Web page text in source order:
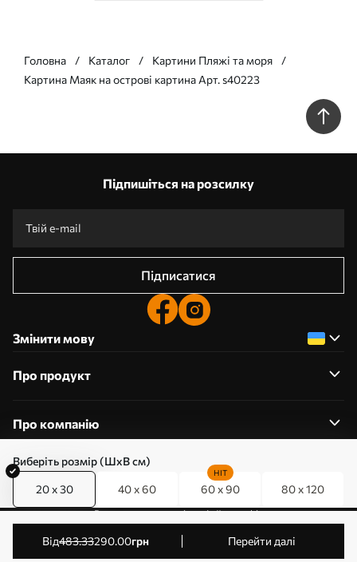
Виберіть розмір (ШхВ см)
20 x 30 40 x 60 60 x 90
HIT
80 x 120
від483.33290.00грн Перейти далі
Головна Каталог
Картини Пляжі та моря
Картина Маяк на острові картина Арт. s40223
Підпишіться на розсилку
Підписатися
Змінити мову
Про продукт
Про компанію
0800357223
Редагування дозволів на файли cookie
© 2011-2026 Art-holst. Усі права захищені. Власник: